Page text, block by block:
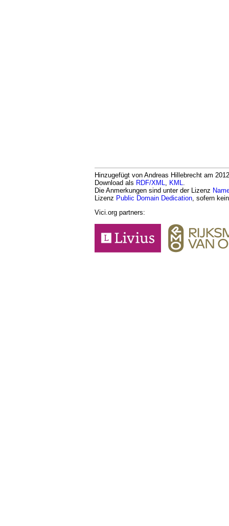
Hinzugefügt von Andreas Hillebrecht am
Download als RDF/XML, KML.
Die Anmerkungen sind unter der Lizenz
Lizenz Public Domain Dedication, sofern
Vici.org partners: